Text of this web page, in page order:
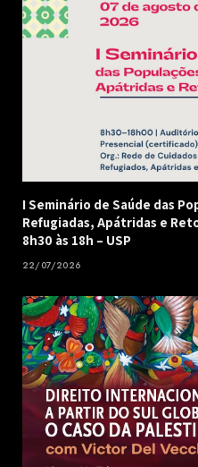
I Seminário de Saúde das
Refugiadas, Apátridas e
8h30 às 18h – USP
22/07/2026